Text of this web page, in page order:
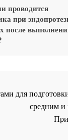
проводится
при
после
для
средним и
При